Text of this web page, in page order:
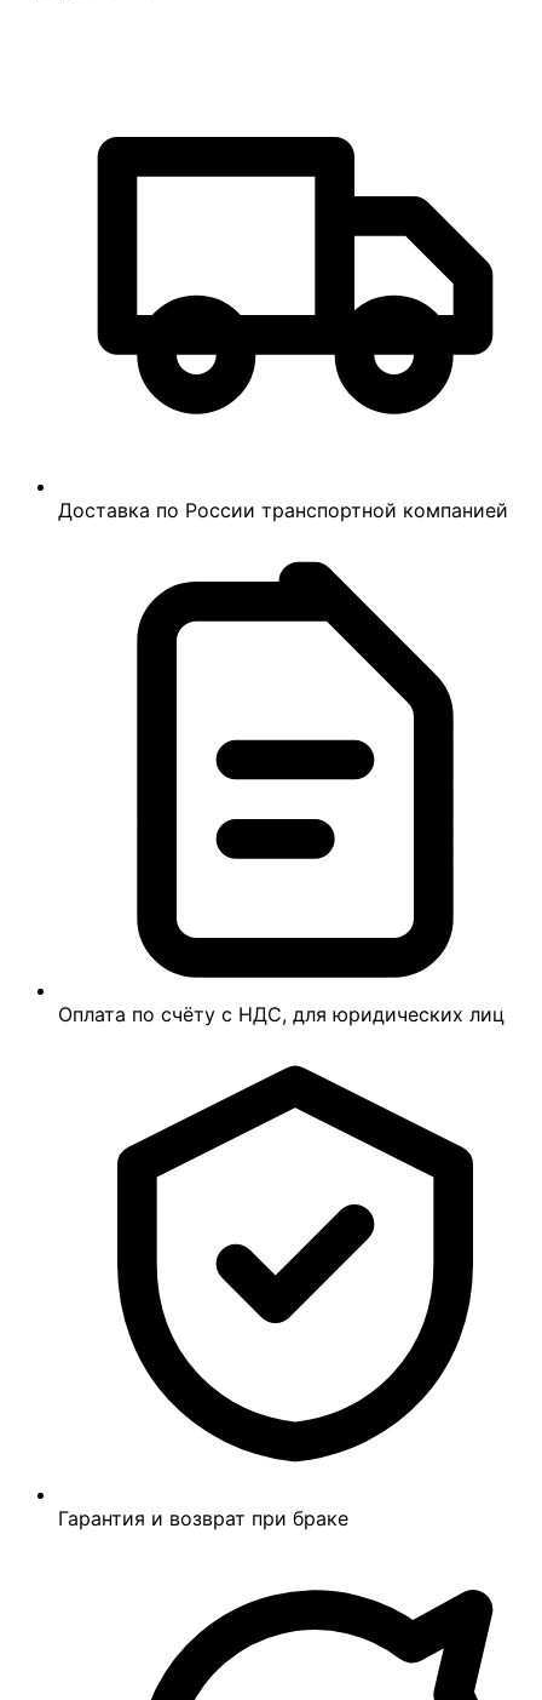
Доставка по России транспортной компанией
Оплата по счёту с НДС, для юридических лиц
Гарантия и возврат при браке